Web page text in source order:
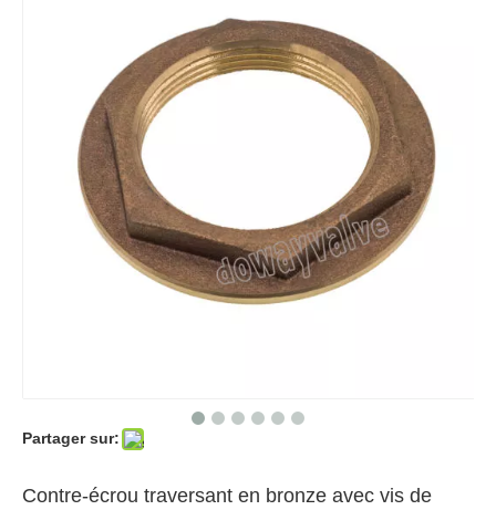
Partager sur:
Contre-écrou traversant en bronze avec vis de